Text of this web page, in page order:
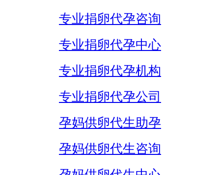
专业捐卵代孕咨询
专业捐卵代孕中心
专业捐卵代孕机构
专业捐卵代孕公司
孕妈供卵代生助孕
孕妈供卵代生咨询